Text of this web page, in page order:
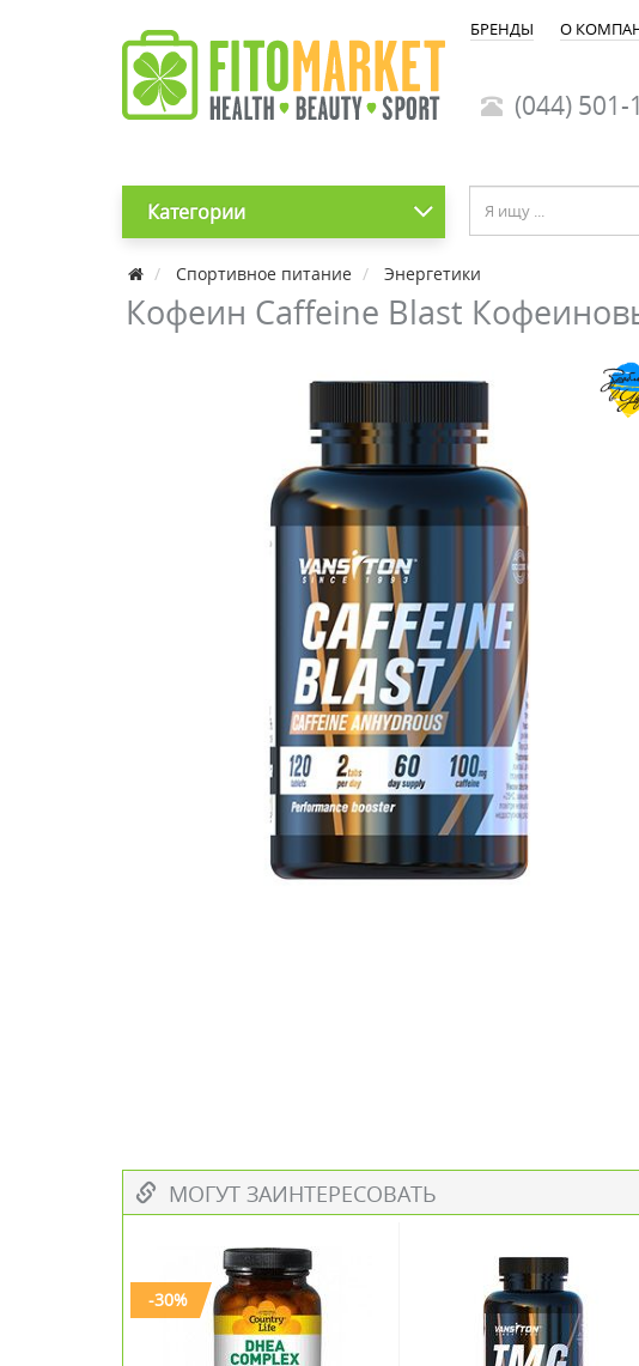
БРЕНДЫ О
(044) 501-
Категории
Спортивное питание Энергетики
Кофеин Caffeine Blast
МОГУТ ЗАИНТЕРЕСОВАТЬ
-30%